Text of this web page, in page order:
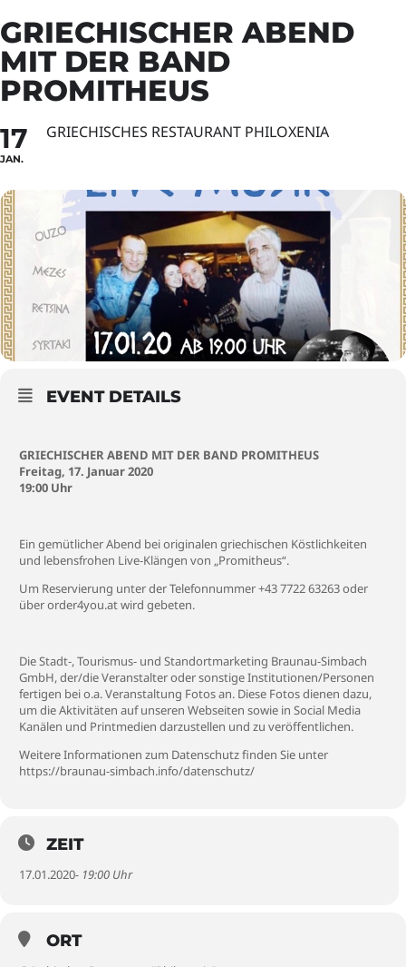
GRIECHISCHER ABEND
MIT DER BAND
PROMITHEUS
17
JAN.
GRIECHISCHES RESTAURANT PHILOXENIA
EVENT DETAILS
GRIECHISCHER ABEND MIT DER BAND PROMITHEUS
Freitag, 17. Januar 2020
19:00 Uhr
Ein gemütlicher Abend bei originalen griechischen Köstlichkeiten
und lebensfrohen Live-Klängen von „Promitheus“.
Um Reservierung unter der Telefonnummer +43 7722 63263 oder
über order4you.at wird gebeten.
Die Stadt-, Tourismus- und Standortmarketing Braunau-Simbach
GmbH, der/die Veranstalter oder sonstige Institutionen/Personen
fertigen bei o.a. Veranstaltung Fotos an. Diese Fotos dienen dazu,
um die Aktivitäten auf unseren Webseiten sowie in Social Media
Kanälen und Printmedien darzustellen und zu veröffentlichen.
Weitere Informationen zum Datenschutz finden Sie unter
https://braunau-simbach.info/datenschutz/
ZEIT
17.01.2020- 19:00 Uhr
ORT